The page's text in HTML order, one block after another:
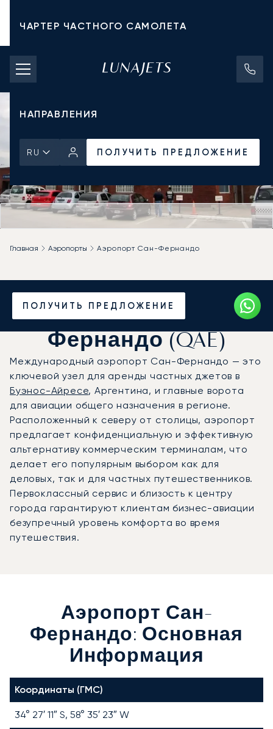
ЧАРТЕР ЧАСТНОГО САМОЛЕТА
СТОИМОСТЬ ЧАРТЕРА
ЧАСТНЫЕ САМОЛЕТЫ
НАПРАВЛЕНИЯ
RU ПОЛУЧИТЬ ПРЕДЛОЖЕНИЕ
ПОЛУЧИТЬ ПРЕДЛОЖЕНИЕ
Главная Аэропорты Аэропорт Сан-Фернандо
Частный джет в
аэропорт Сан-
Фернандо (QAE)
Международный аэропорт Сан-Фернандо — это
ключевой узел для аренды частных джетов в
Буэнос-Айресе, Аргентина, и главные ворота
для авиации общего назначения в регионе.
Расположенный к северу от столицы, аэропорт
предлагает конфиденциальную и эффективную
альтернативу коммерческим терминалам, что
делает его популярным выбором как для
деловых, так и для частных путешественников.
Первоклассный сервис и близость к центру
города гарантируют клиентам бизнес-авиации
безупречный уровень комфорта во время
путешествия.
Аэропорт Сан-
Фернандо: Основная
Информация
Координаты (ГМС)
34° 27′ 11″ S, 58° 35′ 23″ W